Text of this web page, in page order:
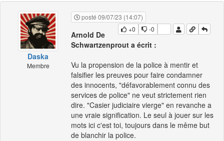
Daska
Membre
posté 09/07/23 (14:07)
+0
-0
Arnold De
Schwartzenprout a écrit :
Vu la propension de la police à mentir et
falsifier les preuves pour faire condamner
des innocents, "défavorablement connu des
services de police" ne veut strictement rien
dire. "Casier judiciaire vierge" en revanche a
une vraie signification. Le seul à jouer sur les
mots ici c'est toi, toujours dans le même but
de blanchir la police.